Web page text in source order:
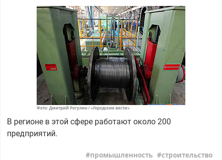
Фото: Дмитрий Рогулин / «Городские вести»
В регионе в этой сфере работают около 200
предприятий.
промышленность строительство